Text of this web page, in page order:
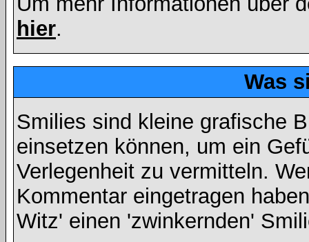
hier.
Was
Smilies sind kleine grafische
einsetzen können, um ein
Verlegenheit zu vermitteln.
Kommentar eingetragen
Witz' einen 'zwinkernden'